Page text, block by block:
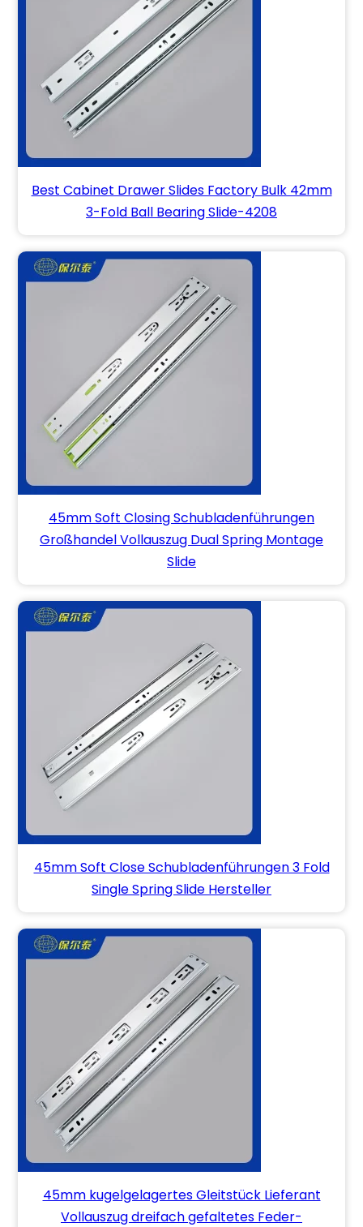
Best Cabinet Drawer Slides Factory Bulk 42mm
3-Fold Ball Bearing Slide-4208
45mm Soft Closing Schubladenführungen
Großhandel Vollauszug Dual Spring Montage
Slide
45mm Soft Close Schubladenführungen 3 Fold
Single Spring Slide Hersteller
45mm kugelgelagertes Gleitstück Lieferant
Vollauszug dreifach gefaltetes Feder-